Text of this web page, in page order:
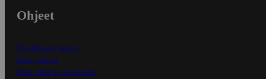
Ohjeet
Ensitilaajan ohjeet
Näin maksat
Näin tilaat ja muokkaat